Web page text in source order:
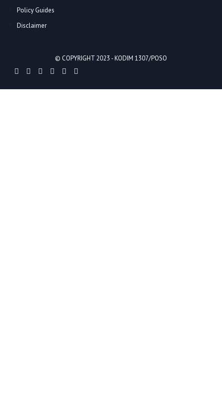
Policy Guides
Disclaimer
© COPYRIGHT 2023 -KODIM 1307/POSO